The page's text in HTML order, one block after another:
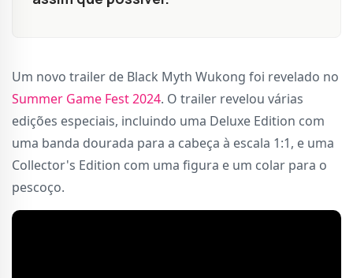
Um novo trailer de Black Myth Wukong foi revelado no
Summer Game Fest 2024. O trailer revelou várias
edições especiais, incluindo uma Deluxe Edition com
uma banda dourada para a cabeça à escala 1:1, e uma
Collector's Edition com uma figura e um colar para o
pescoço.